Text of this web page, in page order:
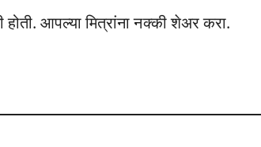
होती. आपल्या मित्रांना नक्की शेअर करा.